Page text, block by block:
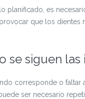
planificado, es
que los dientes
se siguen las
corresponde o faltar
ser necesario